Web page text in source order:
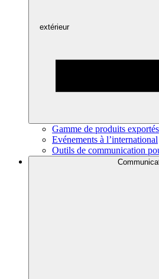
extérieur
Gamme de produits exportés
Evénements à l’international
Outils de communication